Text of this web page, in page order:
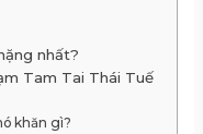
nhất?
Tam Tai Thái Tuế
khăn gì?